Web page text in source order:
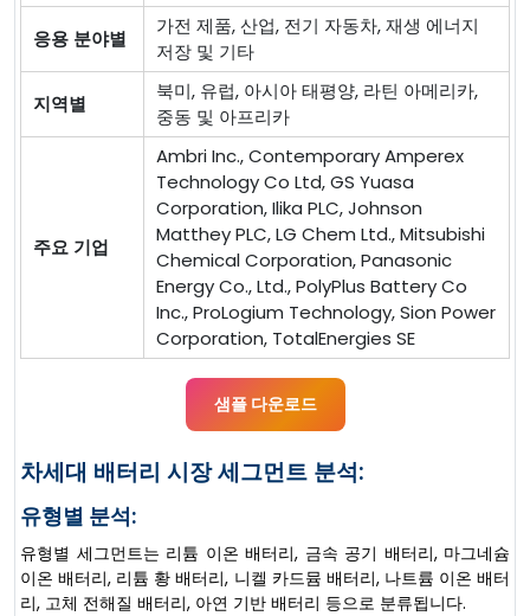
응용 분야별
가전 제품, 산업, 전기 자동차, 재생 에너지
저장 및 기타
지역별
북미, 유럽, 아시아 태평양, 라틴 아메리카,
중동 및 아프리카
주요 기업
Ambri Inc., Contemporary Amperex
Technology Co Ltd, GS Yuasa
Corporation, Ilika PLC, Johnson
Matthey PLC, LG Chem Ltd., Mitsubishi
Chemical Corporation, Panasonic
Energy Co., Ltd., PolyPlus Battery Co
Inc., ProLogium Technology, Sion Power
Corporation, TotalEnergies SE
샘플 다운로드
차세대 배터리 시장 세그먼트 분석:
유형별 분석:
유형별 세그먼트는 리튬 이온 배터리, 금속 공기 배터리, 마그네슘
이온 배터리, 리튬 황 배터리, 니켈 카드뮴 배터리, 나트륨 이온 배터
리, 고체 전해질 배터리, 아연 기반 배터리 등으로 분류됩니다.